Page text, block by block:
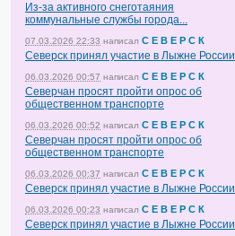
Из-за активного снеготаяния
коммунальные службы города...
07.03.2026 22:33 написал С Е В Е Р С К
Северск принял участие в Лыжне России
06.03.2026 00:57 написал С Е В Е Р С К
Северчан просят пройти опрос об
общественном транспорте
06.03.2026 00:52 написал С Е В Е Р С К
Северчан просят пройти опрос об
общественном транспорте
06.03.2026 00:37 написал С Е В Е Р С К
Северск принял участие в Лыжне России
06.03.2026 00:23 написал С Е В Е Р С К
Северск принял участие в Лыжне России